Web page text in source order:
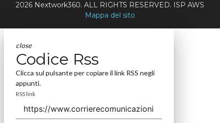
2026 Nextwork360. ALL RIGHTS RESERVED. ISP AWS
Mappa del sito
close
Codice Rss
Clicca sul pulsante per copiare il link RSS negli
appunti.
RSS link